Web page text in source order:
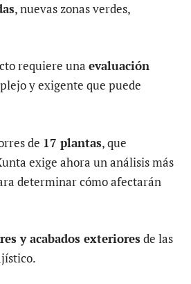
, nuevas zonas verdes,
requiere una evaluación
y exigente que puede
de 17 plantas, que
exige ahora un análisis más
determinar cómo afectarán
y acabados exterioresde las